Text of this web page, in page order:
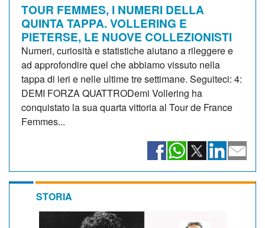
TOUR FEMMES, I NUMERI DELLA
QUINTA TAPPA. VOLLERING E
PIETERSE, LE NUOVE COLLEZIONISTI
Numeri, curiosità e statistiche aiutano a rileggere e
ad approfondire quel che abbiamo vissuto nella
tappa di ieri e nelle ultime tre settimane. Seguiteci: 4:
DEMI FORZA QUATTRODemi Vollering ha
conquistato la sua quarta vittoria al Tour de France
Femmes...
STORIA